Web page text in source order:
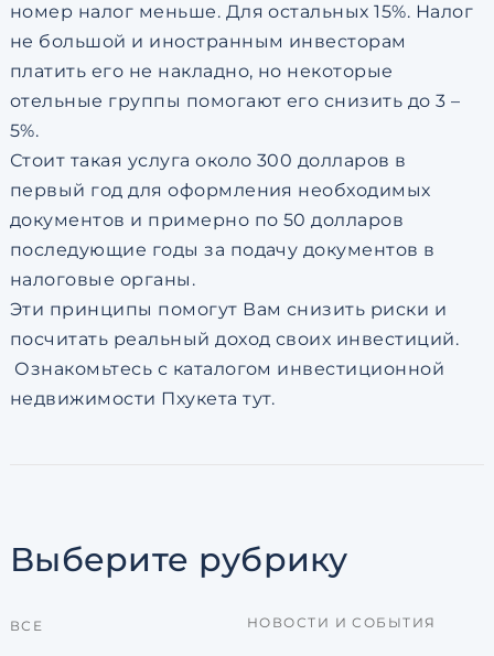
номер налог меньше. Для остальных 15%. Налог
не большой и иностранным инвесторам
платить его не накладно, но некоторые
отельные группы помогают его снизить до 3 –
5%.
Стоит такая услуга около 300 долларов в
первый год для оформления необходимых
документов и примерно по 50 долларов
последующие годы за подачу документов в
налоговые органы.
Эти принципы помогут Вам снизить риски и
посчитать реальный доход своих инвестиций.
Ознакомьтесь с каталогом инвестиционной
недвижимости Пхукета тут.
Выберите рубрику
ВСЕ НОВОСТИ И СОБЫТИЯ